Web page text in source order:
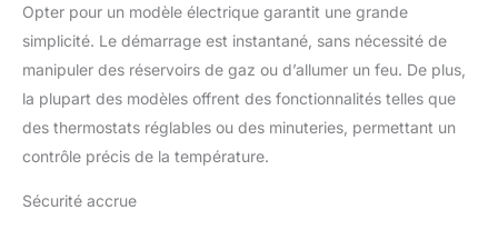
Opter pour un modèle électrique garantit une grande
simplicité. Le démarrage est instantané, sans nécessité de
manipuler des réservoirs de gaz ou d’allumer un feu. De plus,
la plupart des modèles offrent des fonctionnalités telles que
des thermostats réglables ou des minuteries, permettant un
contrôle précis de la température.
Sécurité accrue